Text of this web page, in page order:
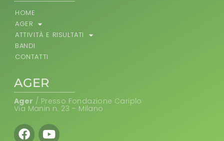
AGER
Ager / Presso Fondazione Cariplo
Via Manin n. 23 – Milano
Facebook
Youtube
HOME
AGER
ATTIVITÀ E RISULTATI
BANDI
CONTATTI